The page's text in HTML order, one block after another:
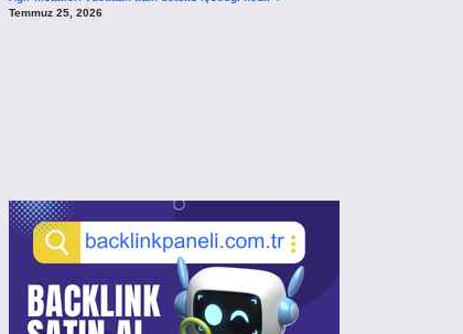
Temmuz 25, 2026